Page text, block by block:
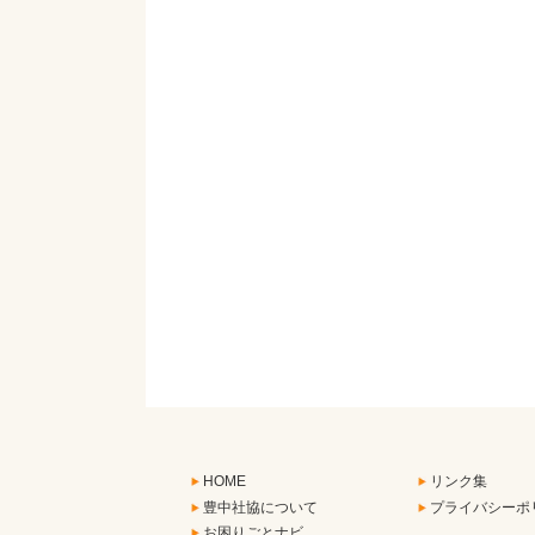
HOME
豊中社協について
リンク集
プライバシーポ